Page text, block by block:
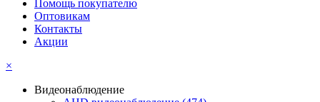
Помощь покупателю
Оптовикам
Контакты
Акции
×
Видеонаблюдение